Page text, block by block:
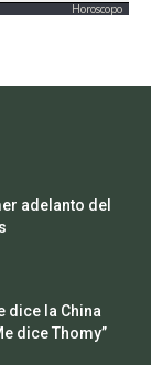
Horoscopo
adelanto del
dice la China
dice Thomy”